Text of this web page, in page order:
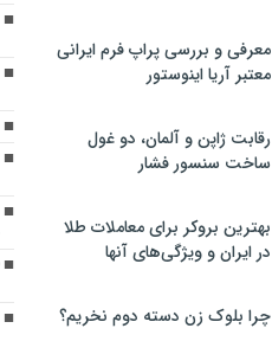
معرفی و بررسی پراپ فرم ایرانی
معتبر آریا اینوستور
رقابت ژاپن و آلمان، دو غول
ساخت سنسور فشار
بهترین بروکر برای معاملات طلا
در ایران و ویژگی‌های آنها
چرا بلوک زن دسته دوم نخریم؟